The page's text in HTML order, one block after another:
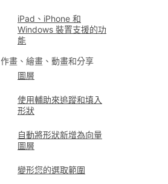
iPad、iPhone 和
Windows 裝置支援的功
能
作畫、繪畫、動畫和分享
圖層
使用輔助來追蹤和填入
形狀
自動將形狀新增為向量
圖層
變形您的選取範圍